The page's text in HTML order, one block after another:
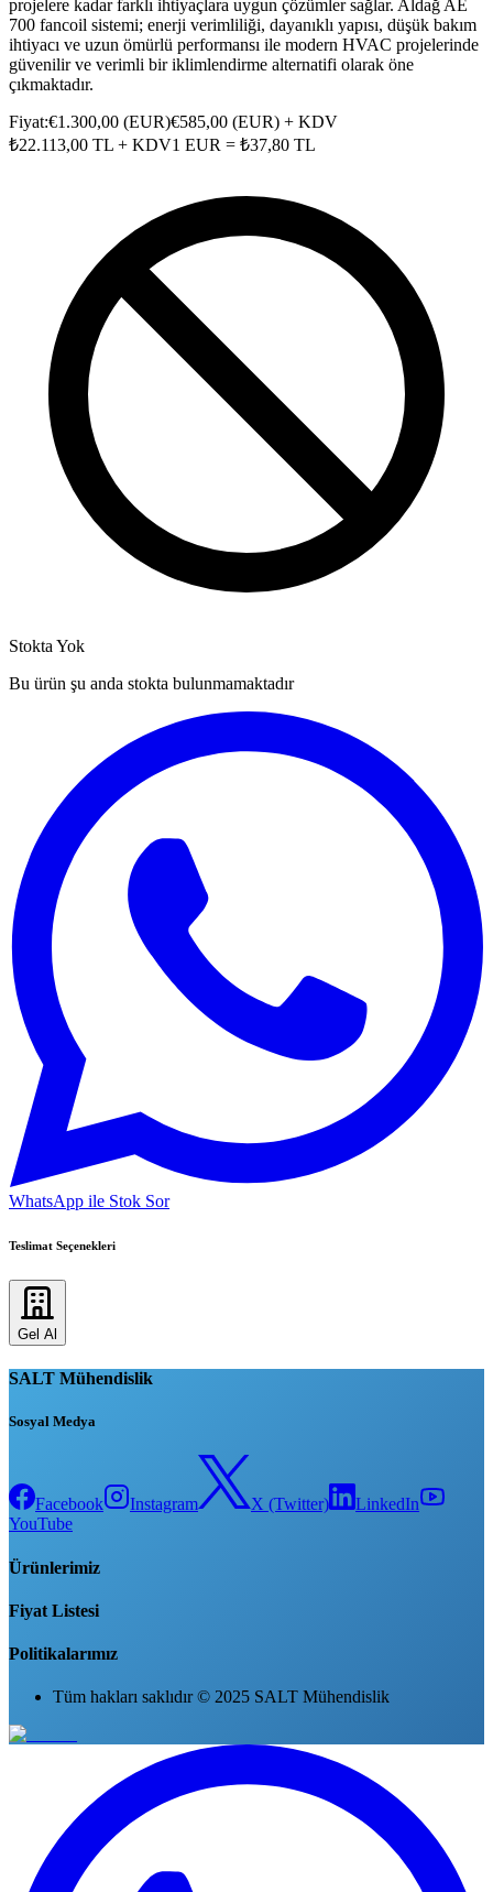
projelere kadar farklı ihtiyaçlara uygun çözümler sağlar. Aldağ AE
700 fancoil sistemi; enerji verimliliği, dayanıklı yapısı, düşük bakım
ihtiyacı ve uzun ömürlü performansı ile modern HVAC projelerinde
güvenilir ve verimli bir iklimlendirme alternatifi olarak öne
çıkmaktadır.
Fiyat:€1.300,00 (EUR)€585,00 (EUR) + KDV
₺22.113,00 TL + KDV1 EUR = ₺37,80 TL
Stokta Yok
Bu ürün şu anda stokta bulunmamaktadır
WhatsApp ile Stok Sor
Teslimat Seçenekleri
Gel Al
SALT Mühendislik
Sosyal Medya
Facebook Instagram X (Twitter)
LinkedIn
YouTube
Ürünlerimiz
Fiyat Listesi
Politikalarımız
Tüm hakları saklıdır © 2025 SALT Mühendislik